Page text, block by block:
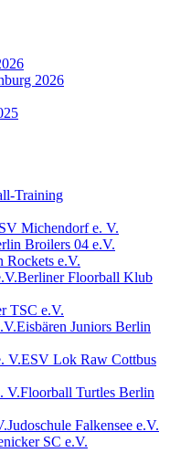
2026
Training
Michendorf e. V.
Broilers 04 e.V.
Rockets e.V.
Berliner Floorball Klub
TSC e.V.
Eisbären Juniors Berlin
ESV Lok Raw Cottbus
Floorball Turtles Berlin
Judoschule Falkensee e.V.
SC e.V.